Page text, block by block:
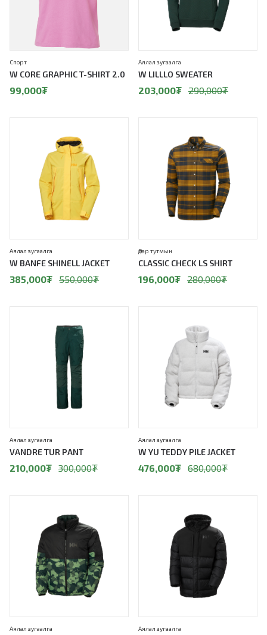
W CORE GRAPHIC T-SHIRT 2.0
Спорт
99,000₮
W LILLLO SWEATER
Аялал зугаалга
203,000₮ 290,000₮
W BANFE SHINELL JACKET
Аялал зугаалга
385,000₮ 550,000₮
CLASSIC CHECK LS SHIRT
Өдөр тутмын
196,000₮ 280,000₮
VANDRE TUR PANT
Аялал зугаалга
210,000₮ 300,000₮
W YU TEDDY PILE JACKET
Аялал зугаалга
476,000₮ 680,000₮
Аялал зугаалга Аялал зугаалга